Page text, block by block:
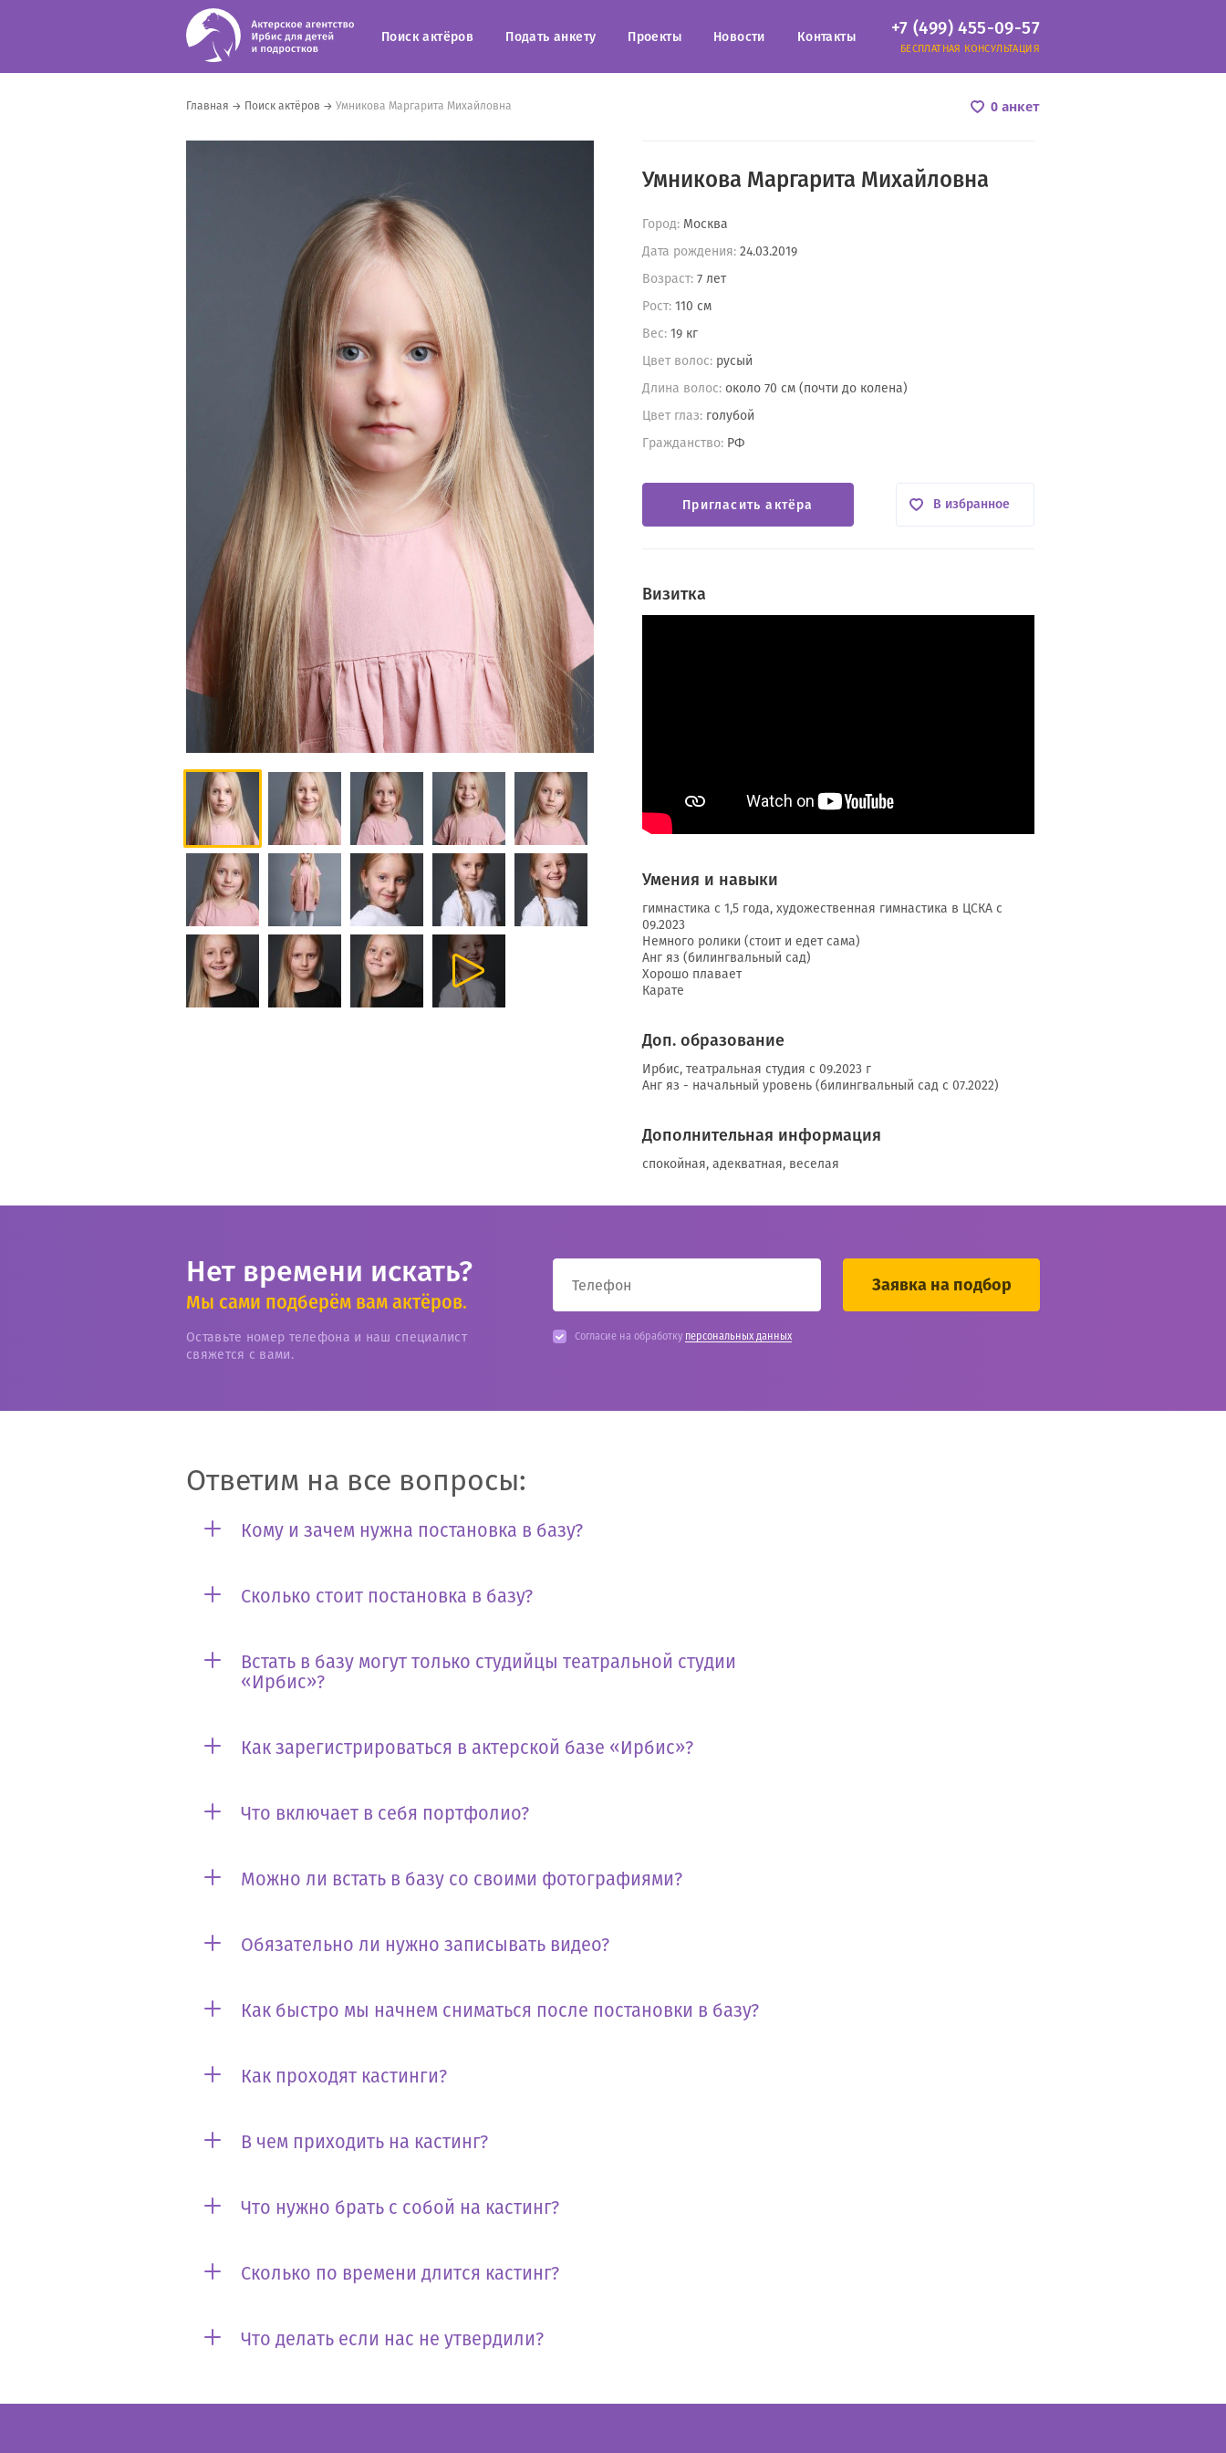
Поиск актёров Подать анкету Проекты Новости Контакты +7 (499) 455-09-57
БЕСПЛАТНАЯ КОНСУЛЬТАЦИЯ
Главная → Поиск актёров → Умникова Маргарита Михайловна 0 анкет
Умникова Маргарита Михайловна
Город: Москва
Дата рождения: 24.03.2019
Возраст: 7 лет
Рост: 110 см
Вес: 19 кг
Цвет волос: русый
Длина волос: около 70 см (почти до колена)
Цвет глаз: голубой
Гражданство: РФ
Пригласить актёра В избранное
Визитка
Умения и навыки
гимнастика с 1,5 года, художественная гимнастика в ЦСКА с
09.2023
Немного ролики (стоит и едет сама)
Анг яз (билингвальный сад)
Хорошо плавает
Карате
Доп. образование
Ирбис, театральная студия с 09.2023 г
Анг яз - начальный уровень (билингвальный сад с 07.2022)
Дополнительная информация
спокойная, адекватная, веселая
Нет времени искать?
Мы сами подберём вам актёров.
Оставьте номер телефона и наш специалист
свяжется с вами.
Согласие на обработку персональных данных
Ответим на все вопросы:
Кому и зачем нужна постановка в базу?
Сколько стоит постановка в базу?
Встать в базу могут только студийцы театральной студии
«Ирбис»?
Как зарегистрироваться в актерской базе «Ирбис»?
Что включает в себя портфолио?
Можно ли встать в базу со своими фотографиями?
Обязательно ли нужно записывать видео?
Как быстро мы начнем сниматься после постановки в базу?
Как проходят кастинги?
В чем приходить на кастинг?
Что нужно брать с собой на кастинг?
Сколько по времени длится кастинг?
Что делать если нас не утвердили?